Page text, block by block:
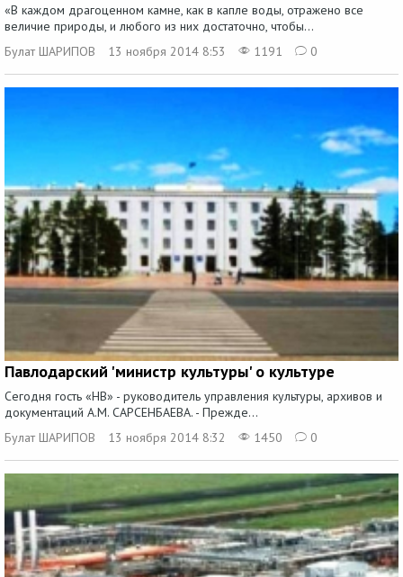
«В каждом драгоценном камне, как в капле воды, отражено все
величие природы, и любого из них достаточно, чтобы...
Булат ШАРИПОВ
13 ноября 2014 8:53 1191 0
Павлодарский 'министр культуры' о культуре
Сегодня гость «НВ» - руководитель управления культуры, архивов и
документаций А.М. САРСЕНБАЕВА. - Прежде...
Булат ШАРИПОВ
13 ноября 2014 8:32 1450 0